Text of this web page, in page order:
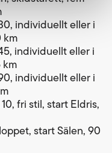
individuellt eller i
km
individuellt eller i
km
individuellt eller i
fri stil, start Eldris,
start Sälen, 90